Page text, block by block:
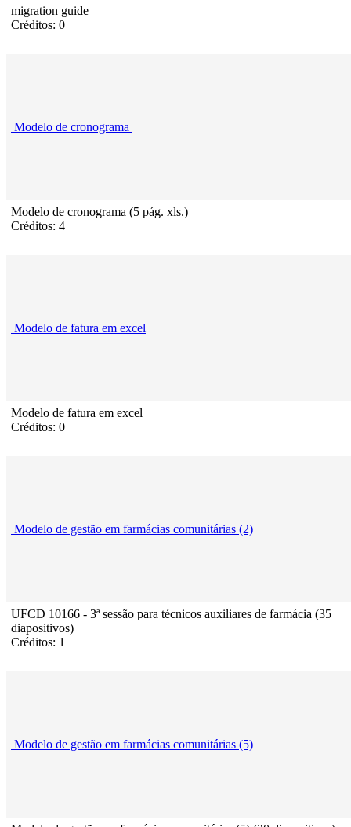
migration guide
Créditos: 0
Modelo de cronograma
Modelo de cronograma (5 pág. xls.)
Créditos: 4
Modelo de fatura em excel
Modelo de fatura em excel
Créditos: 0
Modelo de gestão em farmácias comunitárias (2)
UFCD 10166 - 3ª sessão para técnicos auxiliares de farmácia (35
diapositivos)
Créditos: 1
Modelo de gestão em farmácias comunitárias (5)